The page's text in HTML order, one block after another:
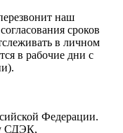
наш
сроков
в личном
в рабочие дни с
Федерации.
СДЭК,